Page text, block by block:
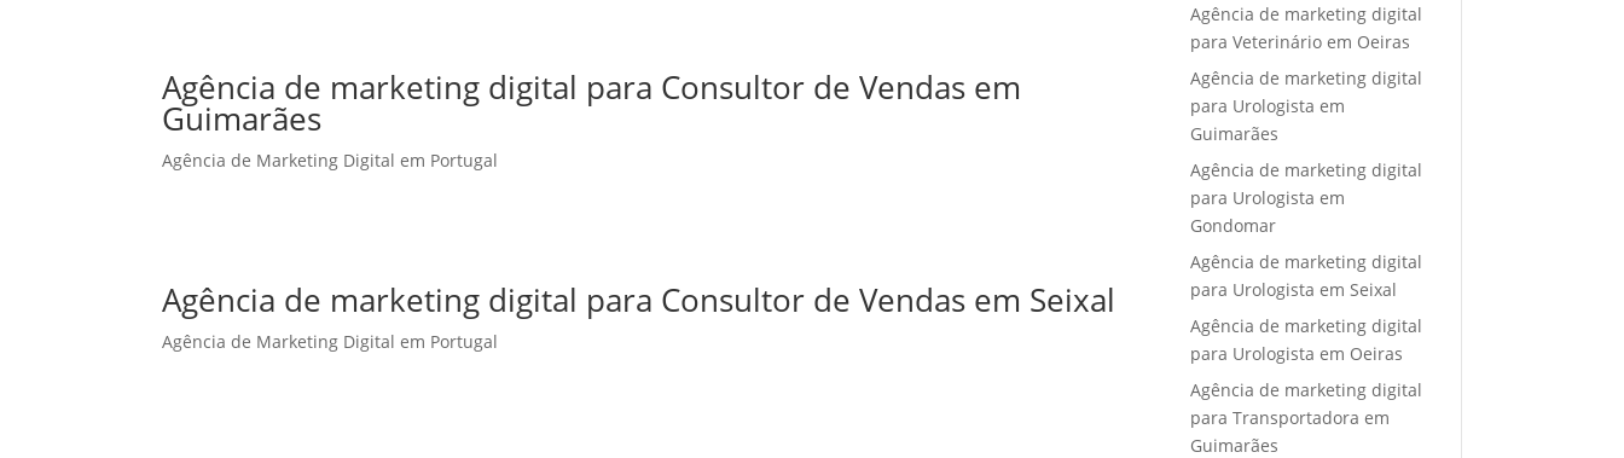
Agência de marketing digital para Consultor de Vendas em
Guimarães
Agência de Marketing Digital em Portugal
Agência de marketing digital para Consultor de Vendas em Seixal
Agência de Marketing Digital em Portugal
Agência de marketing digital
para Veterinário em Oeiras
Agência de marketing digital
para Urologista em
Guimarães
Agência de marketing digital
para Urologista em
Gondomar
Agência de marketing digital
para Urologista em Seixal
Agência de marketing digital
para Urologista em Oeiras
Agência de marketing digital
para Transportadora em
Guimarães